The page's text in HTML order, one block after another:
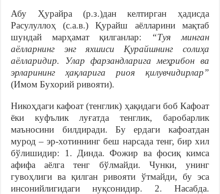
Абу Ҳурайра (р.з.)дан келтирган ҳадисда
Расулуллоҳ (с.а.в.) Қурайш аёлларини мақтаб
шундай марҳамат қилганлар: “Туя минган
аёлларнинг энг яхшиси Қурайшнинг солиҳа
аёлларидир. Улар фарзандларига меҳрибон ва
эрларининг ҳақларига риоя қилувчидирлар”
(Имом Бухорий ривояти).
Никоҳдаги кафоат (тенглик) ҳақидаги боб Кафоат
ёки куфълик луғатда тенглик, баробарлик
маъносини билдиради. Бу ердаги кафоатдан
мурод – эр-хотиннинг беш нарсада тенг, бир хил
бўлишидир: 1. Динда. Фожир ва фосиқ кимса
афифа аёлга тенг бўлмайди. Чунки, унинг
гувоҳлиги ва қилган ривояти ўтмайди, бу эса
инсонийлигидаги нуқсонидир. 2. Насабда.